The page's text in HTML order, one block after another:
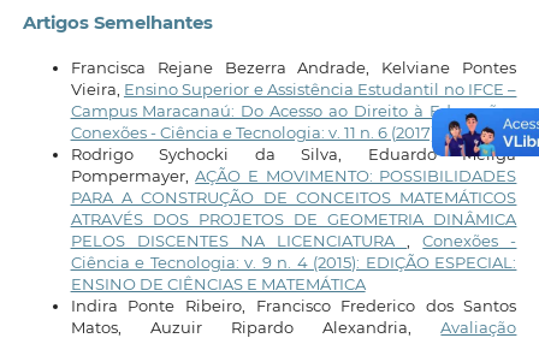
Artigos Semelhantes
Francisca Rejane Bezerra Andrade, Kelviane Pontes
Vieira, Ensino Superior e Assistência Estudantil no IFCE –
Campus Maracanaú: Do Acesso ao Direito à Educação,
Conexões - Ciência e Tecnologia: v. 11 n. 6 (2017)
Rodrigo Sychocki da Silva, Eduardo Meliga
Pompermayer,AÇÃO E MOVIMENTO: POSSIBILIDADES
PARA A CONSTRUÇÃO DE CONCEITOS MATEMÁTICOS
ATRAVÉS DOS PROJETOS DE GEOMETRIA DINÂMICA
PELOS DISCENTES NA LICENCIATURA
,Conexões -
Ciência e Tecnologia: v. 9 n. 4 (2015): EDIÇÃO ESPECIAL:
ENSINO DE CIÊNCIAS E MATEMÁTICA
Indira Ponte Ribeiro, Francisco Frederico dos Santos
Matos, Auzuir Ripardo Alexandria,Avaliação